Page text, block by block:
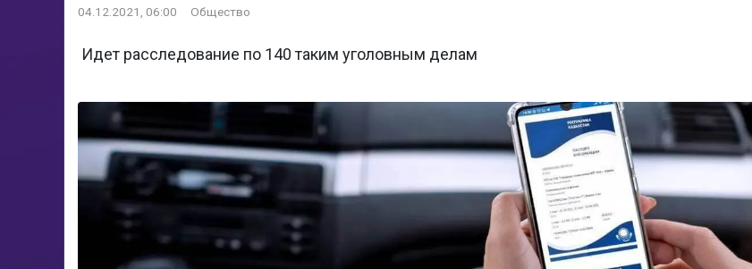
04.12.2021, 06:00 Общество
Идет расследование по 140 таким уголовным делам